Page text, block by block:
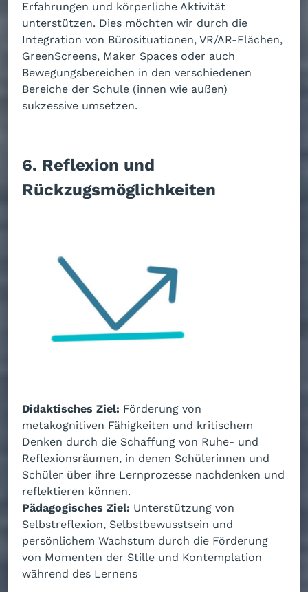
Erfahrungen und körperliche Aktivität
unterstützen. Dies möchten wir durch die
Integration von Bürosituationen, VR/AR-Flächen,
GreenScreens, Maker Spaces oder auch
Bewegungsbereichen in den verschiedenen
Bereiche der Schule (innen wie außen)
sukzessive umsetzen.
6. Reflexion und
Rückzugsmöglichkeiten
Didaktisches Ziel: Förderung von
metakognitiven Fähigkeiten und kritischem
Denken durch die Schaffung von Ruhe- und
Reflexionsräumen, in denen Schülerinnen und
Schüler über ihre Lernprozesse nachdenken und
reflektieren können.
Pädagogisches Ziel: Unterstützung von
Selbstreflexion, Selbstbewusstsein und
persönlichem Wachstum durch die Förderung
von Momenten der Stille und Kontemplation
während des Lernens